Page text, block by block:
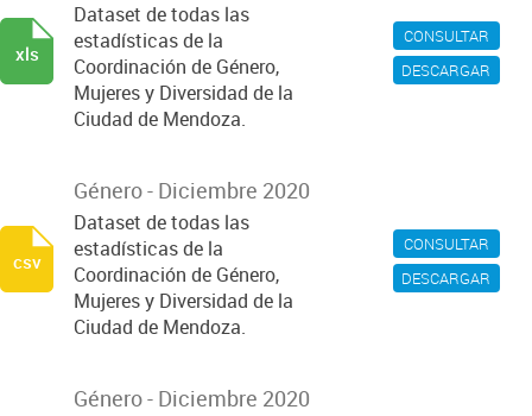
CONSULTAR
DESCARGAR
Dataset de todas las
estadísticas de la
Coordinación de Género,
Mujeres y Diversidad de la
Ciudad de Mendoza.
xls
CONSULTAR
DESCARGAR
Género - Diciembre 2020
Dataset de todas las
estadísticas de la
Coordinación de Género,
Mujeres y Diversidad de la
Ciudad de Mendoza.
csv
Género - Diciembre 2020